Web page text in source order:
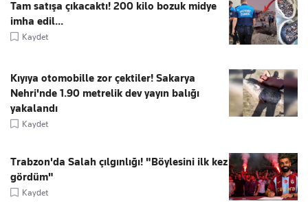
Tam satışa çıkacaktı! 200 kilo bozuk midye
imha edil...
Kaydet
Kıyıya otomobille zor çektiler! Sakarya
Nehri'nde 1.90 metrelik dev yayın balığı
yakalandı
Kaydet
Trabzon'da Salah çılgınlığı! "Böylesini ilk kez
gördüm"
Kaydet